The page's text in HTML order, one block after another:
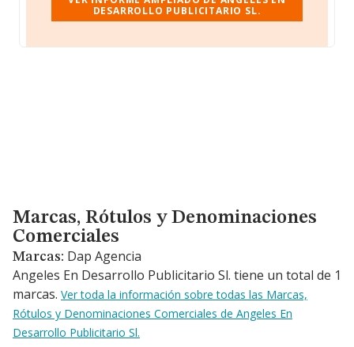
DESARROLLO PUBLICITARIO SL.
Marcas, Rótulos y Denominaciones Comerciales
Marcas, Rótulos y Denominaciones
Comerciales
Marcas: Dap Agencia
Angeles En Desarrollo Publicitario Sl. tiene un total de 1
marcas. Ver toda la información sobre todas las Marcas,
Rótulos y Denominaciones Comerciales de Angeles En
Desarrollo Publicitario Sl.